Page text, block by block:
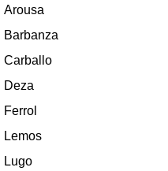
Arousa
Barbanza
Carballo
Deza
Ferrol
Lemos
Lugo